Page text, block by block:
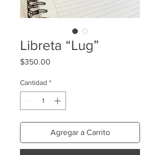
Libreta “Lug”
$350.00
Cantidad *
Agregar a Carrito